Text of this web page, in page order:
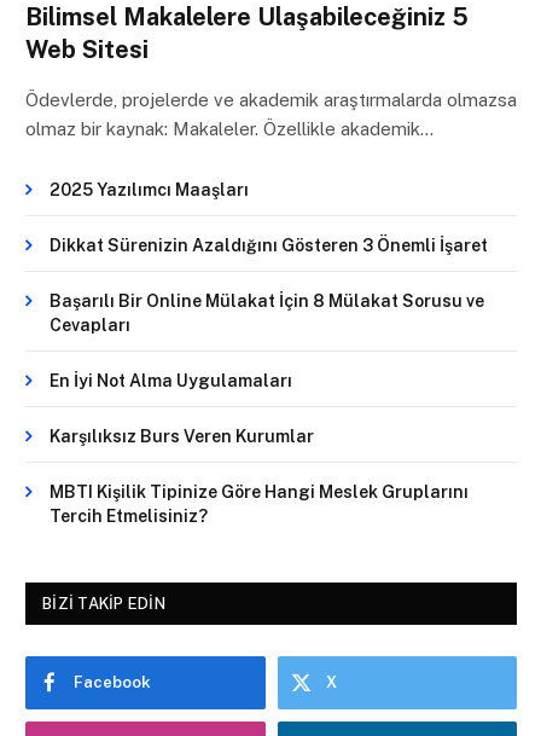
Bilimsel Makalelere Ulaşabileceğiniz 5
Web Sitesi
Ödevlerde, projelerde ve akademik araştırmalarda olmazsa
olmaz bir kaynak: Makaleler. Özellikle akademik…
2025 Yazılımcı Maaşları
Dikkat Sürenizin Azaldığını Gösteren 3 Önemli İşaret
Başarılı Bir Online Mülakat İçin 8 Mülakat Sorusu ve
Cevapları
En İyi Not Alma Uygulamaları
Karşılıksız Burs Veren Kurumlar
MBTI Kişilik Tipinize Göre Hangi Meslek Gruplarını
Tercih Etmelisiniz?
BIZI TAKIP EDIN
Facebook X